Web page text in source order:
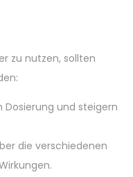
zu nutzen, sollten
Dosierung und steigern
die verschiedenen